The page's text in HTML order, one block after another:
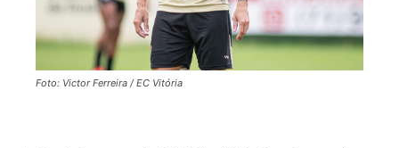
Foto: Victor Ferreira / EC Vitória